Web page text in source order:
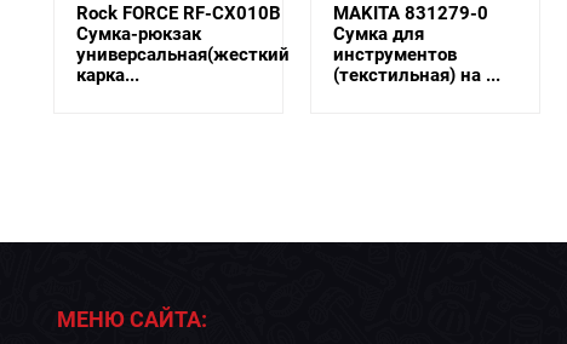
MAKITA 831279-0
Сумка для
инструментов
(текстильная) на ...
BULL 2323214
Сумка для
инструмента WB
5520, водонепро...
МЕНЮ САЙТА: